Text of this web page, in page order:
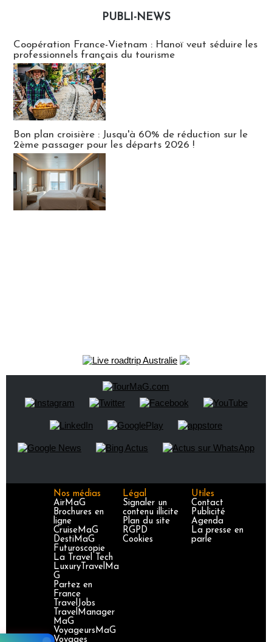
PUBLI-NEWS
Coopération France-Vietnam : Hanoï veut séduire les
professionnels français du tourisme
Bon plan croisière : Jusqu'à 60% de réduction sur le
2ème passager pour les départs 2026 !
Nos médias
AirMaG
Brochures en
ligne
CruiseMaG
DestiMaG
Futuroscopie
La Travel Tech
LuxuryTravelMa
G
Partez en
France
TravelJobs
TravelManager
MaG
VoyageursMaG
Voyages
Légal
Signaler un
contenu illicite
Plan du site
RGPD
Cookies
Utiles
Contact
Publicité
Agenda
La presse en
parle